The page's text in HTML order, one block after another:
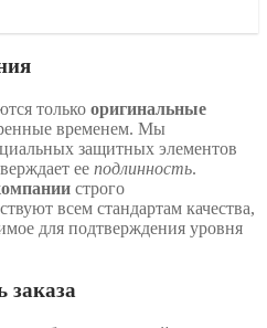
только оригинальные
временем. Мы
защитных элементов
ее подлинность.
строго
всем стандартам качества,
для подтверждения уровня
заказа